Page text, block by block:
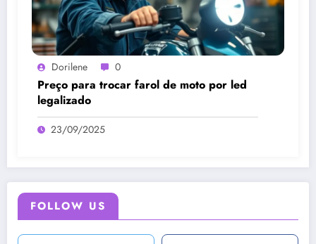
FOLLOW US
Dorilene 0
Preço para trocar farol de moto por led
legalizado
23/09/2025